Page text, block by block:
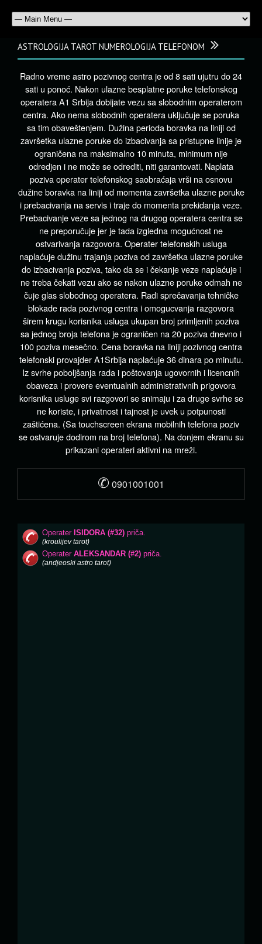
ASTROLOGIJA TAROT NUMEROLOGIJA TELEFONOM
Radno vreme astro pozivnog centra je od 8 sati ujutru do 24
sati u ponoć. Nakon ulazne besplatne poruke telefonskog
operatera A1 Srbija dobijate vezu sa slobodnim operaterom
centra. Ako nema slobodnih operatera uključuje se poruka
sa tim obaveštenjem. Dužina perioda boravka na liniji od
završetka ulazne poruke do izbacivanja sa pristupne linije je
ograničena na maksimalno 10 minuta, minimum nije
odredjen i ne može se odrediti, niti garantovati. Naplata
poziva operater telefonskog saobraćaja vrši na osnovu
dužine boravka na liniji od momenta završetka ulazne poruke
i prebacivanja na servis i traje do momenta prekidanja veze.
Prebacivanje veze sa jednog na drugog operatera centra se
ne preporučuje jer je tada izgledna mogućnost ne
ostvarivanja razgovora. Operater telefonskih usluga
naplaćuje dužinu trajanja poziva od završetka ulazne poruke
do izbacivanja poziva, tako da se i čekanje veze naplaćuje i
ne treba čekati vezu ako se nakon ulazne poruke odmah ne
čuje glas slobodnog operatera. Radi sprečavanja tehničke
blokade rada pozivnog centra i omogucvanja razgovora
širem krugu korisnika usluga ukupan broj primljenih poziva
sa jednog broja telefona je ograničen na 20 poziva dnevno i
100 poziva mesečno. Cena boravka na liniji pozivnog centra
telefonski provajder A1Srbija naplaćuje 36 dinara po minutu.
Iz svrhe poboljšanja rada i poštovanja ugovornih i licencnih
obaveza i provere eventualnih administrativnih prigovora
korisnika usluge svi razgovori se snimaju i za druge svrhe se
ne koriste, i privatnost i tajnost je uvek u potpunosti
zaštićena. (Sa touchscreen ekrana mobilnih telefona poziv
se ostvaruje dodirom na broj telefona). Na donjem ekranu su
prikazani operateri aktivni na mreži.
✆ 0901001001